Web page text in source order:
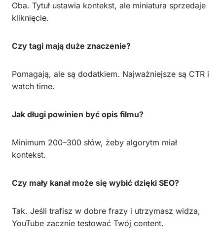
Oba. Tytuł ustawia kontekst, ale miniatura sprzedaje
kliknięcie.
Czy tagi mają duże znaczenie?
Pomagają, ale są dodatkiem. Najważniejsze są CTR i
watch time.
Jak długi powinien być opis filmu?
Minimum 200–300 słów, żeby algorytm miał
kontekst.
Czy mały kanał może się wybić dzięki SEO?
Tak. Jeśli trafisz w dobre frazy i utrzymasz widza,
YouTube zacznie testować Twój content.